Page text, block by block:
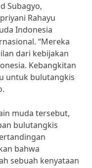
Subagyo,
Rahayu
Indonesia
“Mereka
dari kebijakan
Kebangkitan
untuk bulutangkis
muda tersebut,
bulutangkis
bahwa
sebuah kenyataan